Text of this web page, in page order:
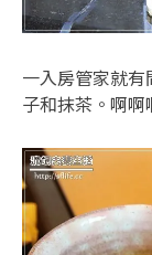
一入房管家就
子和抹茶。啊啊